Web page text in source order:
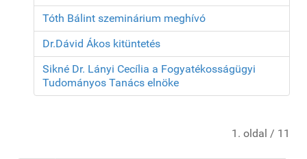
Tóth Bálint szeminárium meghívó
Dr.Dávid Ákos kitüntetés
Sikné Dr. Lányi Cecília a Fogyatékosságügyi
Tudományos Tanács elnöke
1. oldal / 11